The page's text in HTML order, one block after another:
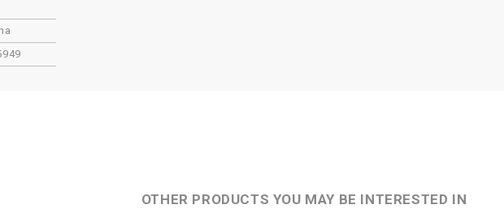
OTHER PRODUCTS YOU MAY BE INTERESTED IN